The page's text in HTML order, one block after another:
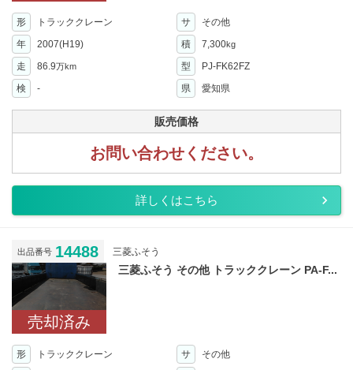
形 トラッククレーン サ
その他
年
2007(H19) 積 7,300kg
走 86.9万km 型
PJ-FK62FZ
検
- 県 愛知県
販売価格
お問い合わせください。
詳しくはこちら
出品番号 14488 三菱ふそう
売却済み
三菱ふそう その他 トラッククレーン PA-F...
形 トラッククレーン サ
その他